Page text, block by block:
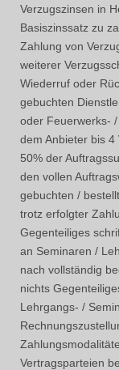
Verzugszinsen in
Basiszinssatz zu
Zahlung von
weiterer
Wiederruf oder
gebuchten
oder Feuerwerks-
dem Anbieter bis
50% der
den vollen
gebuchten /
trotz erfolgter
Gegenteiliges
an Seminaren /
nach vollständig
nichts
Lehrgangs- /
Vertragsparteien